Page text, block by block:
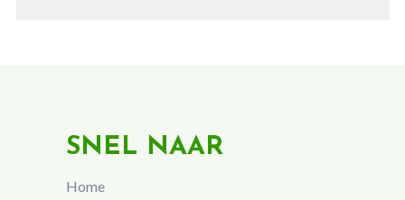
SNEL NAAR
Home